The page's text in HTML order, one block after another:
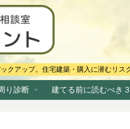
アップ。住宅建築・購入に潜むリス
り診断 建てる前に読むべき